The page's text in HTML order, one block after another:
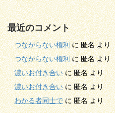
最近のコメント
つながらない権利に匿名より
つながらない権利に匿名より
濃いお付き合いに匿名より
濃いお付き合いに匿名より
わかる者同士でに匿名より